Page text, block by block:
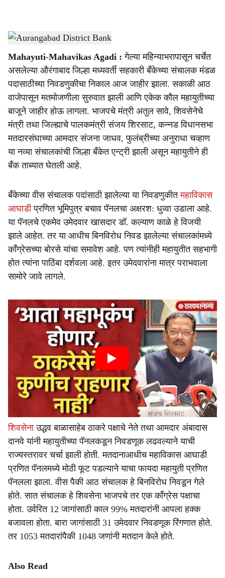
a
r
e
Aurangabad District Bank-Sarkarnama
Mahayuti-Mahavikas Agadi : गेल्या महिन्याभरापासून चर्चेत
असलेल्या औरंगाबाद जिल्हा मध्यवर्ती सहकारी बँकेच्या संचालक मंडळ
पदासाठीच्या निवडणुकीचा निकाल आज जाहीर झाला. सकाळी आठ
वाजेपासून मतमोजणीला सुरुवात झाली आणि एकेक कौल महायुतीच्या
बाजूने जाहीर होऊ लागला. भाजपचे मंत्री अतुल सावे, शिवसेनेचे
मंत्री तथा जिल्ह्याचे पालकमंत्री संजय शिरसाट, कन्नड विधानसभा
मतदारसंघाच्या आमदार संजना जाधव, फुलंब्रीच्या अनुराधा चव्हाण
या नव्या संचालकांची जिल्हा बँकेत एन्ट्री झाली असून महायुतीने ही
बँक ताब्यात घेतली आहे.
बँकेच्या वीस संचालक पदांसाठी झालेल्या या निवडणुकीतमहाविकास
आघाडीप्रणित भूमिपुत्र बचाव पॅनलचा अक्षरश: धुव्वा उडाला आहे.
या पॅनलचे एकमेव उमेदवार खासदार डॉ. कल्याण काळे हे विजयी
झाले आहेत. तर या आधीच बिनविरोध निवड झालेल्या संचालकांमध्ये
काँग्रेसच्या बोरसे यांचा समावेश आहे. पण त्यांनीही महायुतीत सहभागी
होत त्यांना पाठिंबा दर्शवला आहे. इतर उमेदवारांना मात्र पराभवाला
सामोरे जावे लागले.
शिवसेनाउद्धव बाळासाहेब ठाकरे पक्षाचे नेते तथा आमदार अंबादास
दानवे यांनी महायुतीच्या पॅनलकडून निवडणूक लढवल्याने याची
राज्यस्तरावर चर्चा झाली होती. मतदानाआधीच महाविकास आघाडी
प्रणित पॅनलमध्ये मोठी फूट पडल्याने याचा फायदा महायुती प्रणित
पॅनलला झाला. वीस पैकी आठ संचालक हे बिनविरोध निवडून गेले
होते. सात संचालक हे शिवसेना भाजपचे तर एक काँग्रेस पक्षाचा
होता. उर्वरित 12 जागांसाठी काल 99% मतदारांनी आपला हक्क
बजावला होता. बारा जागांसाठी 31 उमेदवार निवडणूक रिंगणात होते.
तर 1053 मतदारांपैकी 1048 जणांनी मतदान केले होते.
Also Read